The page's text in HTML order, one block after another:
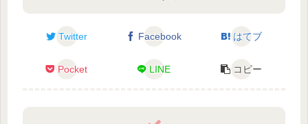
QumFYkagxy2ZEXF17Qn78f
🎮ゲーム実況マイリスト
Twitter Facebook はてブ
Pocket LINE コピー